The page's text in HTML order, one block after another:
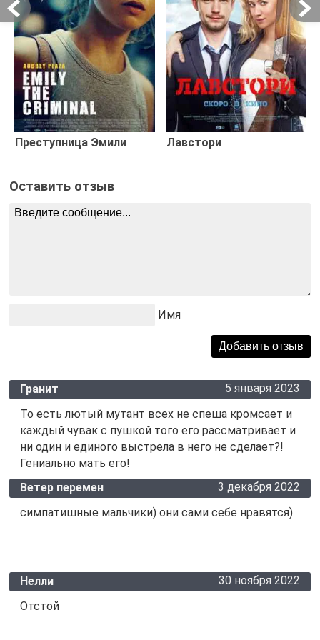
Преступница Эмили Лавстори
Оставить отзыв
Имя
Гранит
5 января 2023
То есть лютый мутант всех не спеша кромсает и
каждый чувак с пушкой того его рассматривает и
ни один и единого выстрела в него не сделает?!
Гениально мать его!
Ветер перемен
3 декабря 2022
симпатишные мальчики) они сами себе нравятся)
Нелли
30 ноября 2022
Отстой